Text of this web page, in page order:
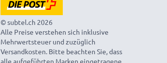
© subtel.ch 2026
Alle Preise verstehen sich inklusive
Mehrwertsteuer und zuzüglich
Versandkosten. Bitte beachten Sie, dass
alle aufgeführten Marken eingetragene